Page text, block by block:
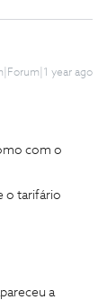
year ago
com o
o tarifário
a